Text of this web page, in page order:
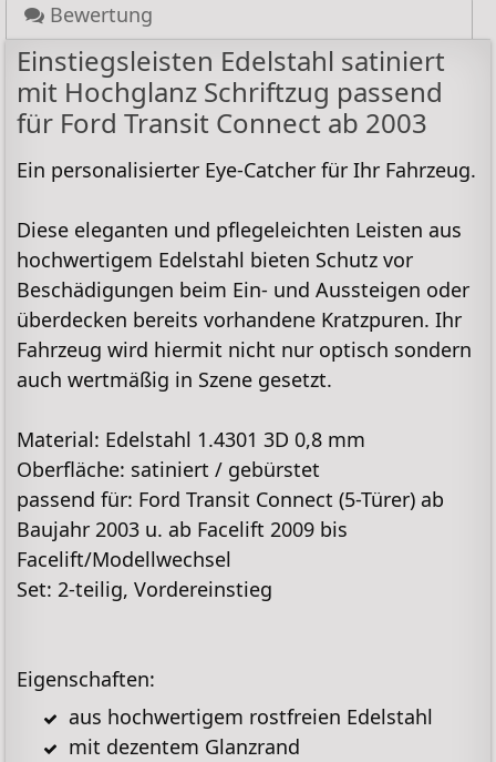
Bewertung
Einstiegsleisten Edelstahl satiniert
mit Hochglanz Schriftzug passend
für Ford Transit Connect ab 2003
Ein personalisierter Eye-Catcher für Ihr Fahrzeug.
Diese eleganten und pflegeleichten Leisten aus
hochwertigem Edelstahl bieten Schutz vor
Beschädigungen beim Ein- und Aussteigen oder
überdecken bereits vorhandene Kratzpuren. Ihr
Fahrzeug wird hiermit nicht nur optisch sondern
auch wertmäßig in Szene gesetzt.
Material: Edelstahl 1.4301 3D 0,8 mm
Oberfläche: satiniert / gebürstet
passend für: Ford Transit Connect (5-Türer) ab
Baujahr 2003 u. ab Facelift 2009 bis
Facelift/Modellwechsel
Set: 2-teilig, Vordereinstieg
Eigenschaften:
aus hochwertigem rostfreien Edelstahl
mit dezentem Glanzrand